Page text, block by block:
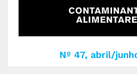
Nº 47, abril/